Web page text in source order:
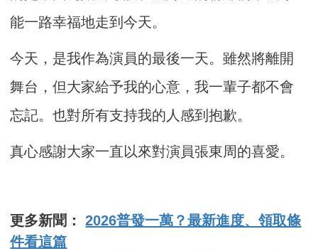
能一路幸福地走到今天。
今天，是我作為演員的最後一天。雖然將離開
舞台，但大家給予我的心意，我一輩子都不會
忘記。也對所有支持我的人感到抱歉。
真心感謝大家一直以來對演員張東周的喜愛。
更多新聞：2026普發一萬？最新進度、領取條
件看這篇